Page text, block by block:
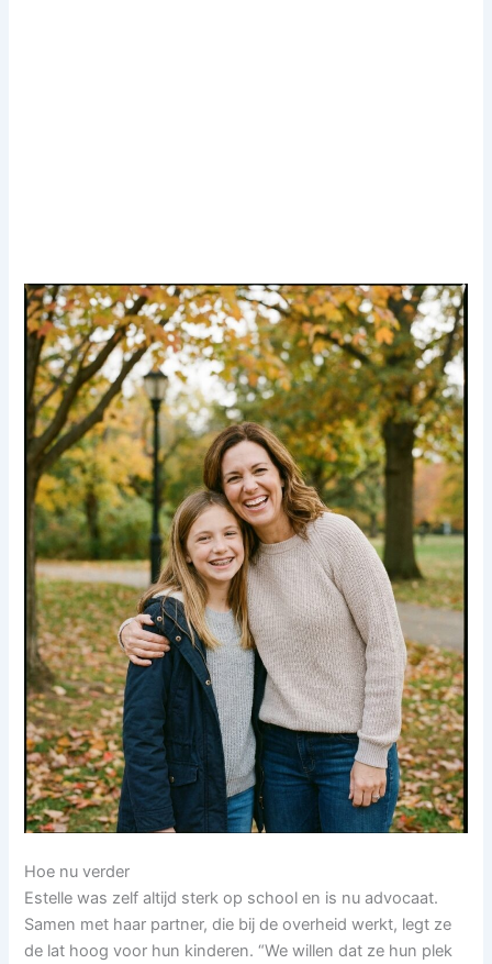
Hoe nu verder
Estelle was zelf altijd sterk op school en is nu advocaat.
Samen met haar partner, die bij de overheid werkt, legt ze
de lat hoog voor hun kinderen. “We willen dat ze hun plek